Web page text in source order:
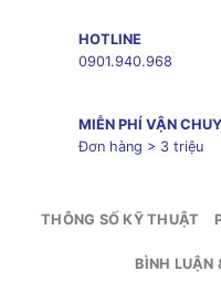
HOTLINE
0901.940.968
MIỄN PHÍ VẬN
Đơn hàng > 3 triệu
THÔNG SỐ KỸ THUẬT
BÌNH LUẬN